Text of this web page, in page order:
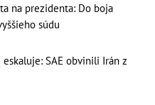
na prezidenta: Do boja
súdu
SAE obvinili Irán z